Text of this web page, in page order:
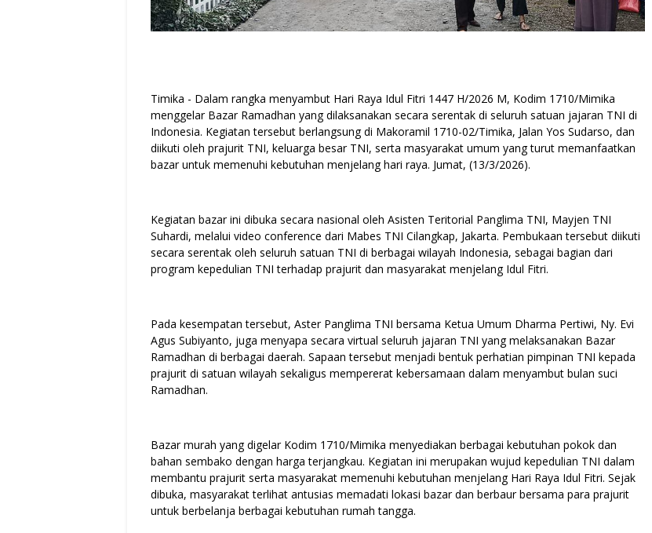
Timika - Dalam rangka menyambut Hari Raya Idul Fitri 1447 H/2026 M, Kodim 1710/Mimika
menggelar Bazar Ramadhan yang dilaksanakan secara serentak di seluruh satuan jajaran TNI di
Indonesia. Kegiatan tersebut berlangsung di Makoramil 1710-02/Timika, Jalan Yos Sudarso, dan
diikuti oleh prajurit TNI, keluarga besar TNI, serta masyarakat umum yang turut memanfaatkan
bazar untuk memenuhi kebutuhan menjelang hari raya. Jumat, (13/3/2026).
Kegiatan bazar ini dibuka secara nasional oleh Asisten Teritorial Panglima TNI, Mayjen TNI
Suhardi, melalui video conference dari Mabes TNI Cilangkap, Jakarta. Pembukaan tersebut diikuti
secara serentak oleh seluruh satuan TNI di berbagai wilayah Indonesia, sebagai bagian dari
program kepedulian TNI terhadap prajurit dan masyarakat menjelang Idul Fitri.
Pada kesempatan tersebut, Aster Panglima TNI bersama Ketua Umum Dharma Pertiwi, Ny. Evi
Agus Subiyanto, juga menyapa secara virtual seluruh jajaran TNI yang melaksanakan Bazar
Ramadhan di berbagai daerah. Sapaan tersebut menjadi bentuk perhatian pimpinan TNI kepada
prajurit di satuan wilayah sekaligus mempererat kebersamaan dalam menyambut bulan suci
Ramadhan.
Bazar murah yang digelar Kodim 1710/Mimika menyediakan berbagai kebutuhan pokok dan
bahan sembako dengan harga terjangkau. Kegiatan ini merupakan wujud kepedulian TNI dalam
membantu prajurit serta masyarakat memenuhi kebutuhan menjelang Hari Raya Idul Fitri. Sejak
dibuka, masyarakat terlihat antusias memadati lokasi bazar dan berbaur bersama para prajurit
untuk berbelanja berbagai kebutuhan rumah tangga.